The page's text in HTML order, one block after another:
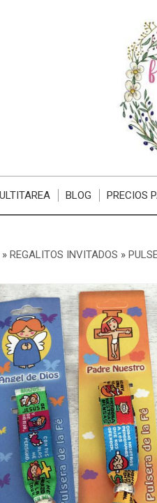
BLOG PRECIOS
» REGALITOS INVITADOS »